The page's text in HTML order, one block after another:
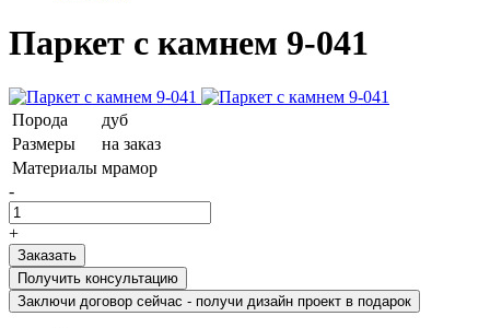
Паркет с камнем 9-041
Порода
дуб
Размеры
на заказ
Материалы мрамор
-
+
Получить консультацию
Заключи договор сейчас - получи дизайн проект в подарок